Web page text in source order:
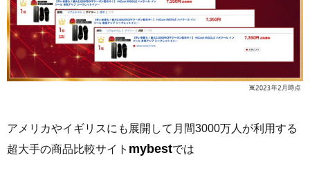
アメリカやイギリスにも展開して月間3000万人が利用する
超大手の商品比較サイト mybestでは